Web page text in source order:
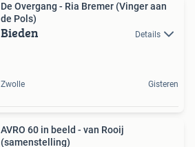
De Overgang - Ria Bremer (Vinger aan
de Pols)
Bieden Details
Zwolle Gisteren
AVRO 60 in beeld - van Rooij
(samenstelling)